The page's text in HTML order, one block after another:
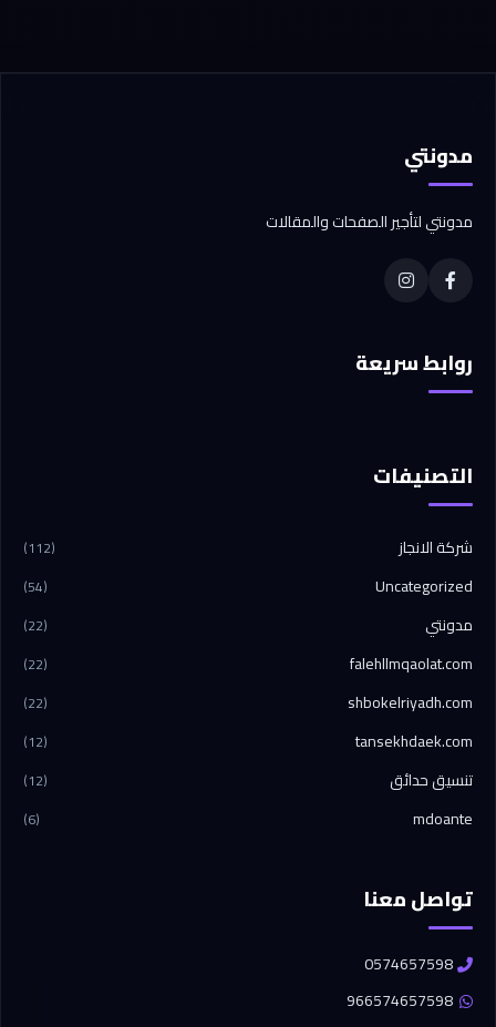
مدونتي
مدونتي لتأجير الصفحات والمقالات
روابط سريعة
التصنيفات
شركة الانجاز (112)
Uncategorized
(54)
مدونتي (22)
falehllmqaolat.com
(22)
shbokelriyadh.com
(22)
tansekhdaek.com
(12)
تنسيق حدائق (12)
mdoante
(6)
تواصل معنا
0574657598
966574657598